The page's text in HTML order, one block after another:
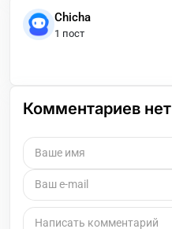
Chicha
1 пост
Комментариев нет